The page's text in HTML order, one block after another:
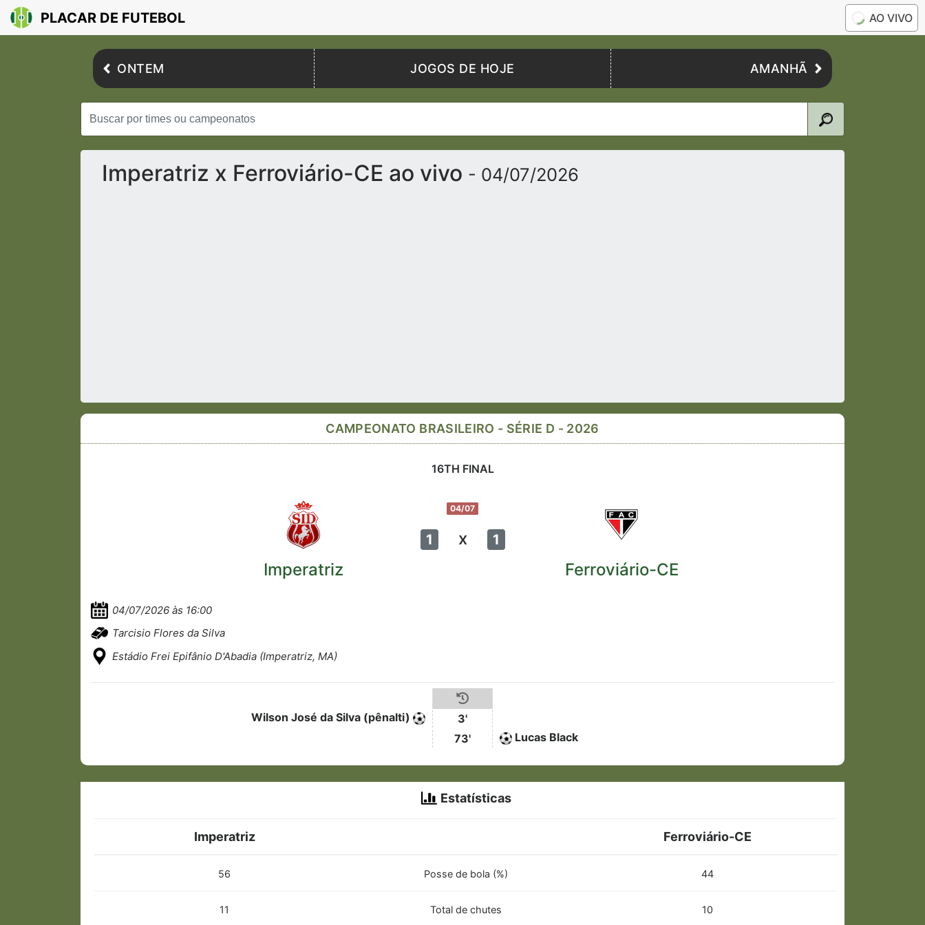
PLACAR DE FUTEBOL AO VIVO
ONTEM JOGOS DE HOJE AMANHÃ
Imperatriz x Ferroviário-CE ao vivo - 04/07/2026
CAMPEONATO BRASILEIRO - SÉRIE D - 2026
16TH FINAL
04/07
1 x 1
Imperatriz Ferroviário-CE
04/07/2026 às 16:00
Tarcisio Flores da Silva
Estádio Frei Epifânio D'Abadia (Imperatriz, MA)
Wilson José da Silva (pênalti)
3'
73'
Lucas Black
Estatísticas
Imperatriz Ferroviário-CE
56 Posse de bola (%) 44
11 Total de chutes 10